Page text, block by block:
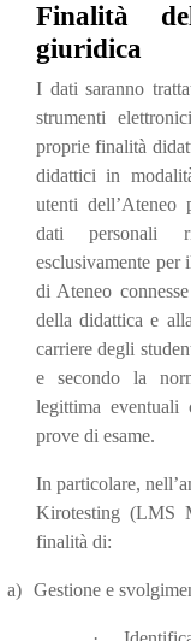
Finalità
giuridica
I dati saranno
strumenti
proprie finalità
didattici in
utenti dell’Ateneo
dati personali
esclusivamente
di Ateneo
della didattica e
carriere degli
e secondo la
legittima eventuali
prove di esame.
In particolare,
Kirotesting (LMS
finalità di:
a) Gestione e